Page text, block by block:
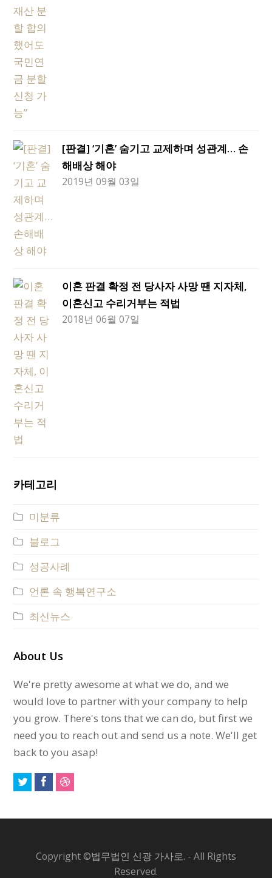
[판결] ‘기혼’ 숨기고 교제하며 성관계… 손
해배상 해야
2019년 09월 03일
이혼 판결 확정 전 당사자 사망 땐 지자체,
이혼신고 수리거부는 적법
2018년 06월 07일
카테고리
미분류
블로그
성공사례
언론 속 행복연구소
최신뉴스
About Us
We're pretty awesome at what we do, and we
would love to partner with your company to help
you grow. There's tons that we can do, but first we
need you to reach out and send us a note. We'll get
back to you asap!
Copyright ©법무법인 신광 가사로. - All Rights
Reserved.